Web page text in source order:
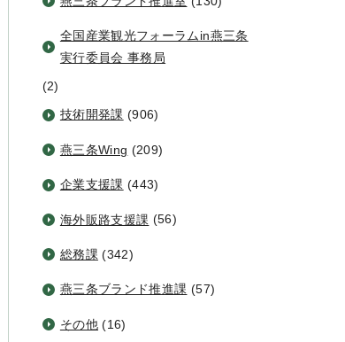
全国産業観光フォーラムin燕三条
実行委員会 事務局
(2)
技術開発課 (906)
燕三条Wing (209)
企業支援課 (443)
海外販路支援課 (56)
総務課 (342)
燕三条ブランド推進課 (57)
その他(16)